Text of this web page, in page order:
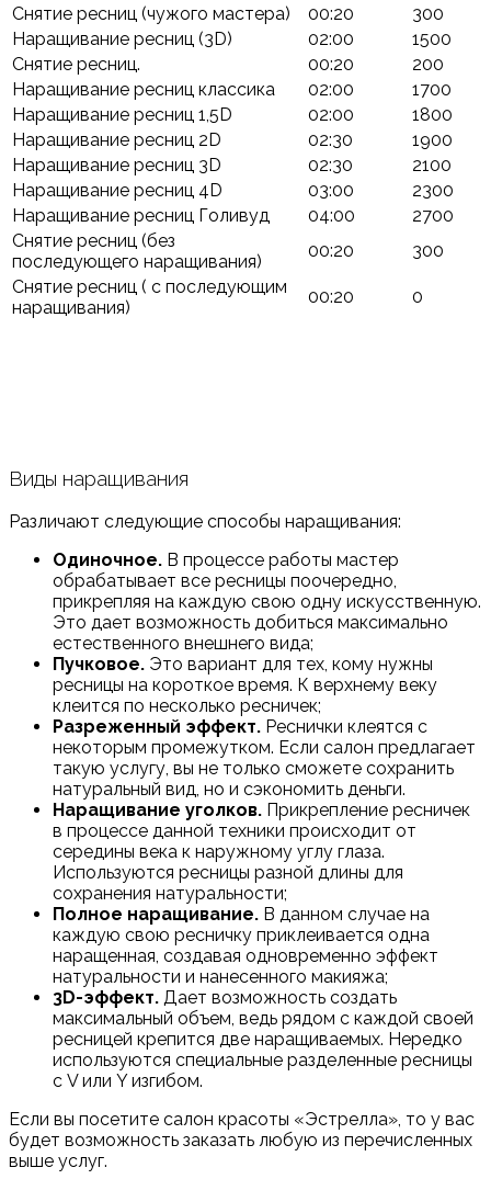
Снятие ресниц (чужого мастера)
00:20
300
Наращивание ресниц (3D)
02:00
1500
Снятие ресниц.
00:20
200
Наращивание ресниц классика
02:00
1700
Наращивание ресниц 1,5D
02:00
1800
Наращивание ресниц 2D
02:30
1900
Наращивание ресниц 3D
02:30
2100
Наращивание ресниц 4D
03:00
2300
Наращивание ресниц Голивуд
04:00
2700
Снятие ресниц (без
последующего наращивания)
00:20
300
Снятие ресниц ( с последующим
наращивания)
00:20 0
Виды наращивания
Различают следующие способы наращивания:
Одиночное. В процессе работы мастер
обрабатывает все ресницы поочередно,
прикрепляя на каждую свою одну искусственную.
Это дает возможность добиться максимально
естественного внешнего вида;
Пучковое. Это вариант для тех, кому нужны
ресницы на короткое время. К верхнему веку
клеится по несколько ресничек;
Разреженный эффект. Реснички клеятся с
некоторым промежутком. Если салон предлагает
такую услугу, вы не только сможете сохранить
натуральный вид, но и сэкономить деньги.
Наращивание уголков. Прикрепление ресничек
в процессе данной техники происходит от
середины века к наружному углу глаза.
Используются ресницы разной длины для
сохранения натуральности;
Полное наращивание. В данном случае на
каждую свою ресничку приклеивается одна
наращенная, создавая одновременно эффект
натуральности и нанесенного макияжа;
3D-эффект. Дает возможность создать
максимальный объем, ведь рядом с каждой своей
ресницей крепится две наращиваемых. Нередко
используются специальные разделенные ресницы
с V или Y изгибом.
Если вы посетите салон красоты «Эстрелла», то у вас
будет возможность заказать любую из перечисленных
выше услуг.